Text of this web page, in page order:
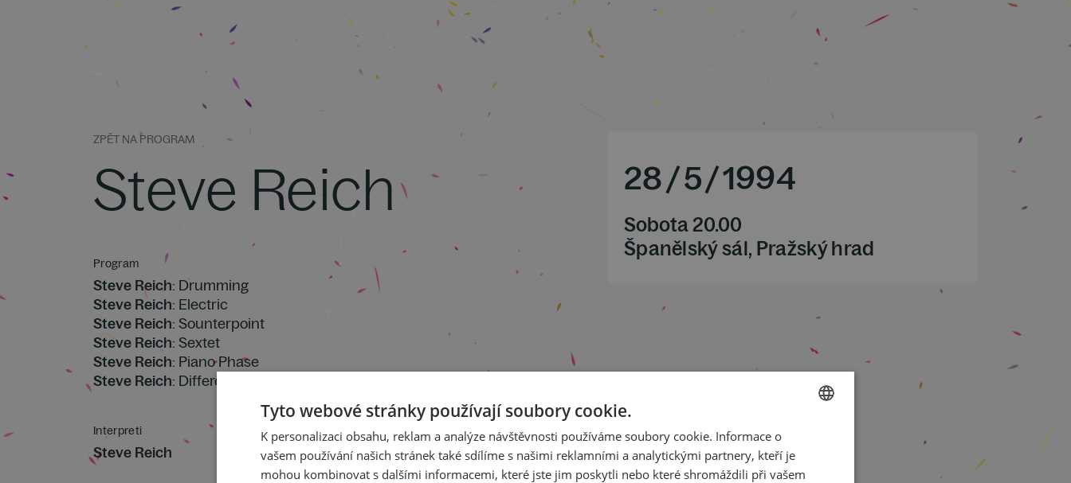
ZPĚT NA PROGRAM
Steve Reich
Program
Steve Reich: Drumming
Steve Reich: Electric
Steve Reich: Sounterpoint
Steve Reich: Sextet
Steve Reich: Piano Phase
Steve Reich: Different Trains (Rozličné vlaky)
Interpreti
Steve Reich
28/5/1994
Sobota 20.00
Španělský sál, Pražský hrad
ENGLISH
Tyto webové stránky používají soubory cookie.
K personalizaci obsahu, reklam a analýze návštěvnosti používáme soubory cookie. Informace o
vašem používání našich stránek také sdílíme s našimi reklamními a analytickými partnery, kteří je
mohou kombinovat s dalšími informacemi, které jste jim poskytli nebo které shromáždili při vašem